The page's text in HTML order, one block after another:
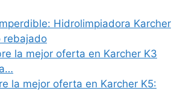
Hidrolimpiadora Karcher
rebajado
la mejor oferta en Karcher K3
la mejor oferta en Karcher K5: